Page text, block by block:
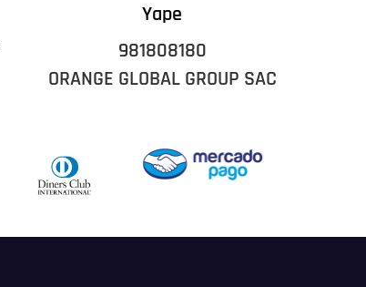
Yape
981808180
ORANGE GLOBAL GROUP SAC